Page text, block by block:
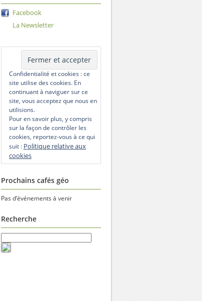
Facebook
La Newsletter
Confidentialité et cookies : ce
site utilise des cookies. En
continuant à naviguer sur ce
site, vous acceptez que nous en
utilisions.
Pour en savoir plus, y compris
sur la façon de contrôler les
cookies, reportez-vous à ce qui
suit : Politique relative aux
cookies
Prochains cafés géo
Pas d’événements à venir
Recherche